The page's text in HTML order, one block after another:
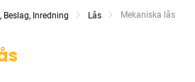
Beslag, Inredning Lås Current:
Mekaniska lås